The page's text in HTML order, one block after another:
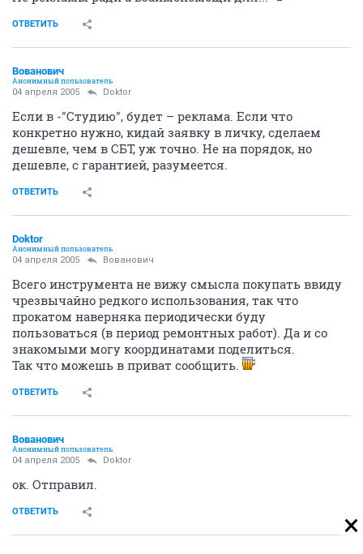
ОТВЕТИТЬ
Вованович
Анонимный пользователь
04 апреля 2005 Doktor
Если в -"Студию", будет – реклама. Если что
конкретно нужно, кидай заявку в личку, сделаем
дешевле, чем в СБТ, уж точно. Не на порядок, но
дешевле, с гарантией, разумеется.
ОТВЕТИТЬ
Doktor
Анонимный пользователь
04 апреля 2005 Вованович
Всего инструмента не вижу смысла покупать ввиду
чрезвычайно редкого использования, так что
прокатом наверняка периодически буду
пользоваться (в период ремонтных работ). Да и со
знакомыми могу координатами поделиться.
Так что можешь в приват сообщить.
ОТВЕТИТЬ
Вованович
Анонимный пользователь
04 апреля 2005 Doktor
ок. Отправил.
ОТВЕТИТЬ